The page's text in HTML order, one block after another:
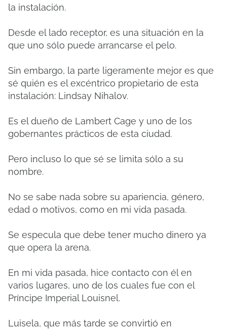
la instalación.
Desde el lado receptor, es una situación en la
que uno sólo puede arrancarse el pelo.
Sin embargo, la parte ligeramente mejor es que
sé quién es el excéntrico propietario de esta
instalación: Lindsay Nihalov.
Es el dueño de Lambert Cage y uno de los
gobernantes prácticos de esta ciudad.
Pero incluso lo que sé se limita sólo a su
nombre.
No se sabe nada sobre su apariencia, género,
edad o motivos, como en mi vida pasada.
Se especula que debe tener mucho dinero ya
que opera la arena.
En mi vida pasada, hice contacto con él en
varios lugares, uno de los cuales fue con el
Príncipe Imperial Louisnel.
Luisela, que más tarde se convirtió en